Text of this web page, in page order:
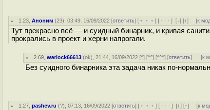
1.23 ,Аноним (23), 03:49, 16/09/2022 [ответить] [ ﹢﹢﹢] [ · · ·][↓] [↑] [к
Тут прекрасно всё — и суидный бинарник, и кривая
прокрались в проект и херни напрогали.
2.69 ,warlock66613 (ok), 21:44, 16/09/2022 [^] [^^] [^^^] [ответить] [к
Без суидного бинарника эта задача никак по-
1.27 ,pashev.ru (?), 07:13, 16/09/2022 [ответить] [ ﹢﹢﹢] [ · · ·][↓] [↑] [к